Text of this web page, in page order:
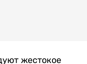
жестокое